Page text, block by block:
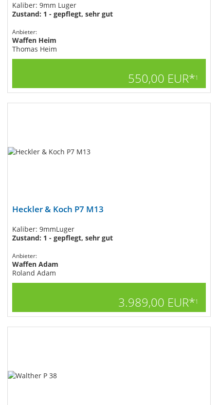
Kaliber: 9mm Luger
Zustand: 1 - gepflegt, sehr gut
Anbieter:
Waffen Heim
Thomas Heim
550,00 EUR*1
Heckler & Koch P7 M13
Kaliber: 9mmLuger
Zustand: 1 - gepflegt, sehr gut
Anbieter:
Waffen Adam
Roland Adam
3.989,00 EUR*1